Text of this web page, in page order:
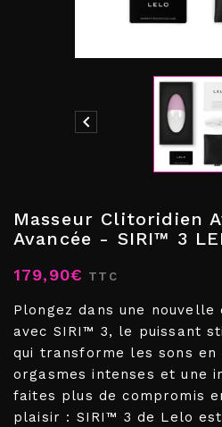

Masseur Clitoridien
Avancée - SIRI™ 3
179,90€ TTC
Plongez dans une
avec SIRI™ 3, le puissant
qui transforme les sons en
orgasmes intenses et une
faites plus de compromis
plaisir : SIRI™ 3 de Lelo